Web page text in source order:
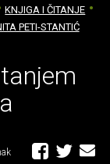
KNJIGA I ČITANJE
PETI-STANTIĆ